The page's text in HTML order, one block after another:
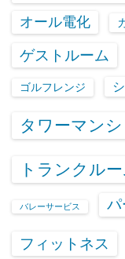
オール電化
ゲストルーム
ゴルフレンジ
タワーマンシ
トランクル
バレーサービス パ
フィットネス